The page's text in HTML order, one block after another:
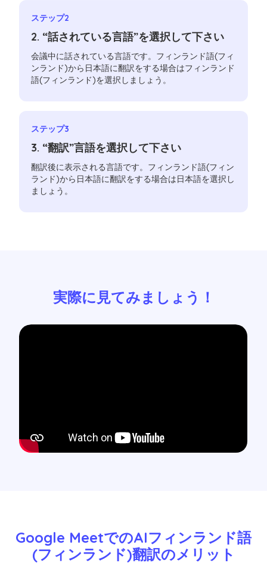
ステップ2
2. “話されている言語”を選択して下さい
会議中に話されている言語です。フィンランド語(フィ
ンランド)から日本語に翻訳をする場合はフィンランド
語(フィンランド)を選択しましょう。
ステップ3
3. “翻訳”言語を選択して下さい
翻訳後に表示される言語です。フィンランド語(フィン
ランド)から日本語に翻訳をする場合は日本語を選択し
ましょう。
実際に見てみましょう！
Google MeetでのAIフィンランド語
(フィンランド)翻訳のメリット